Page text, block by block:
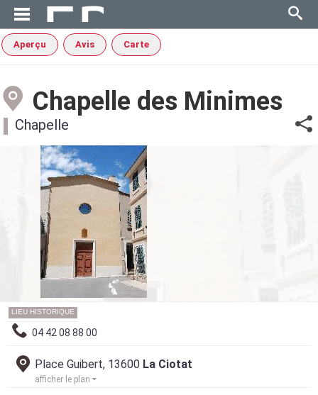
Aperçu Avis Carte
Chapelle des Minimes
Chapelle
LIEU HISTORIQUE
04 42 08 88 00
Place Guibert, 13600 La Ciotat
afficher le plan